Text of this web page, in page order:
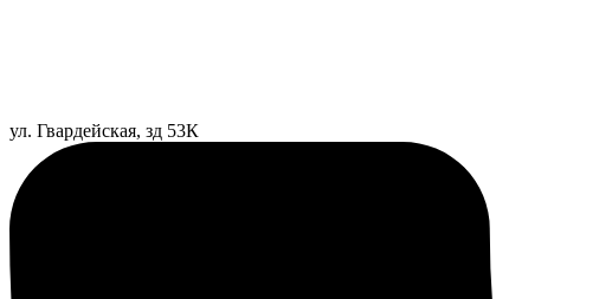
ул. Гвардейская, зд 53К